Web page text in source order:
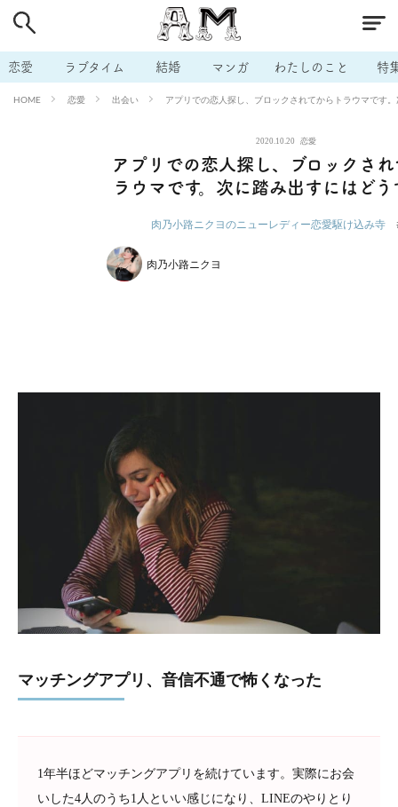
恋愛 ラブタイム 結婚 マンガ わたしのこと 特
HOME 恋愛 出会い アプリでの恋人探し、ブロックされてからトラウマです
2020.10.20 恋愛
アプリでの恋人探し、ブロックさ
ラウマです。次に踏み出すにはど
肉乃小路ニクヨのニューレディー恋愛駆け込み寺
肉乃小路ニクヨ
マッチングアプリ、音信不通で怖くなった
1年半ほどマッチングアプリを続けています。実際にお会
いした4人のうち1人といい感じになり、LINEのやりとり
# 男の本音 # セフレ # 不倫
# 出会う方法 # マッチングアプリ # ラブグッズ # 体の相